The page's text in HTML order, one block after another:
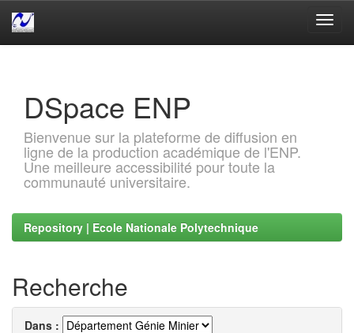
DSpace ENP
Bienvenue sur la plateforme de diffusion en
ligne de la production académique de l'ENP.
Une meilleure accessibilité pour toute la
communauté universitaire.
Repository | Ecole Nationale Polytechnique
Recherche
Dans :